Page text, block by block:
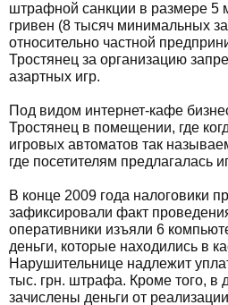
штрафной санкции в размере 5
гривен (8 тысяч минимальных
относительно частной
Тростянец за организацию
азартных игр.
Под видом интернет-кафе
Тростянец в помещении, где
игровых автоматов так
где посетителям предлагалась
В конце 2009 года налоговики
зафиксировали факт
оперативники изъяли 6
деньги, которые находились в
Нарушительнице надлежит
тыс. грн. штрафа. Кроме того, в
зачислены деньги от